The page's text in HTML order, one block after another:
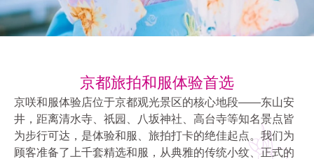
京都旅拍和服体验首选
京咲和服体验店位于京都观光景区的核心地段——东山安
井，距离清水寺、祇园、八坂神社、高台寺等知名景点皆
为步行可达，是体验和服、旅拍打卡的绝佳起点。我们为
顾客准备了上千套精选和服，从典雅的传统小纹、正式的